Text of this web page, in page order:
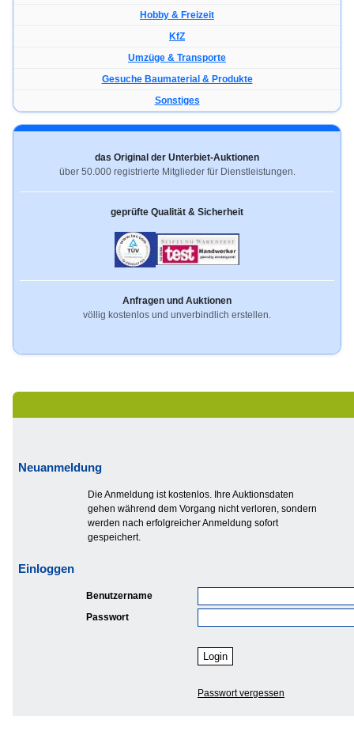
Hobby & Freizeit
KfZ
Umzüge & Transporte
Gesuche Baumaterial & Produkte
Sonstiges
das Original der Unterbiet-Auktionen
über 50.000 registrierte Mitglieder für Dienstleistungen.
geprüfte Qualität & Sicherheit
Anfragen und Auktionen
völlig kostenlos und unverbindlich erstellen.
Neuanmeldung
Die Anmeldung ist kostenlos. Ihre Auktionsdaten
gehen während dem Vorgang nicht verloren, sondern
werden nach erfolgreicher Anmeldung sofort
gespeichert.
Einloggen
Benutzername
Passwort
Passwort vergessen